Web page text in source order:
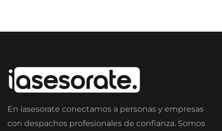
En iasesorate conectamos a personas y empresas
con despachos profesionales de confianza. Somos